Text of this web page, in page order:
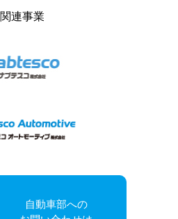
関連事業
自動車部への